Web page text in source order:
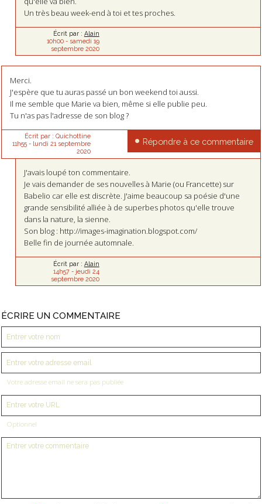
Un très beau week-end à toi et tes proches.
Écrit par : Alain
10h00- samedi 19
septembre 2020
Merci.
J'espère que tu auras passé un bon weekend toi aussi.
Il me semble que Marie va bien, même si elle publie peu.
Tu n'as pas l'adresse de son blog ?
Écrit par : Quichottine
11h55- lundi 21 septembre
2020
Répondre à ce commentaire
J'avais loupé ton commentaire.
Je vais demander de ses nouvelles à Marie (ou Francette) sur
Babelio car elle est discrète. J'aime beaucoup sa poésie d'une
grande sensibilité alliée à de superbes photos qu'elle trouve
dans la nature, la sienne.
Son blog : http://images-imagination.blogspot.com/
Belle fin de journée automnale.
Écrit par : Alain
14h57- jeudi 24
septembre 2020
ÉCRIRE UN COMMENTAIRE
Votre adresse email ne sera pas publiée
Optionnel